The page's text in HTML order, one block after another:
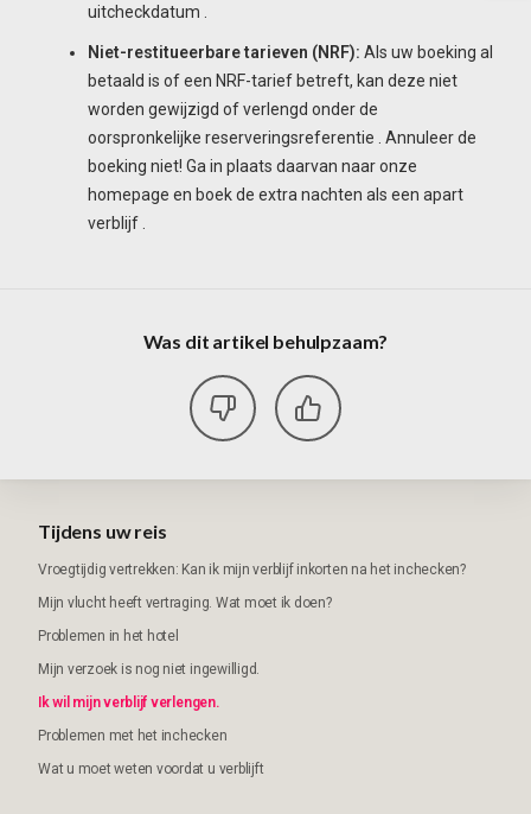
uitcheckdatum
Niet-restitueerbare tarieven (NRF): Als uw boeking al
betaald is of een NRF-tarief betreft, kan deze niet
worden gewijzigd of verlengd onder de
oorspronkelijke reserveringsreferentie
. Annuleer de
boeking niet! Ga in plaats daarvan naar onze
homepage en boek de extra nachten als een apart
verblijf
Was dit artikel behulpzaam?
Tijdens uw reis
Vroegtijdig vertrekken: Kan ik mijn verblijf inkorten na het inchecken?
Mijn vlucht heeft vertraging. Wat moet ik doen?
Problemen in het hotel
Mijn verzoek is nog niet ingewilligd.
Ik wil mijn verblijf verlengen.
Problemen met het inchecken
Wat u moet weten voordat u verblijft